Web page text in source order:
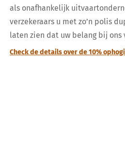
als onafhankelijk
verzekeraars u met zo’n polis
laten zien dat uw belang bij ons
Check de details over de 10%